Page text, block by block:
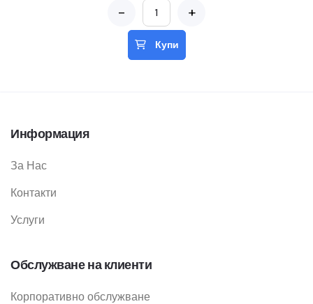
- +
Купи
Информация
За Нас
Контакти
Услуги
Обслужване на клиенти
Корпоративно обслужване